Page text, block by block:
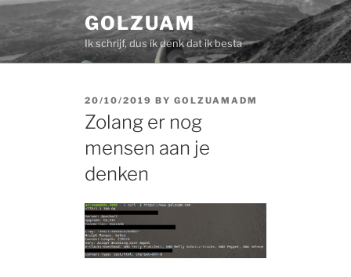
Skip
to
content
GOLZUAM
Ik schrijf, dus ik denk dat ik besta
POSTED
ON
20/10/2019 BYGOLZUAMADM
Zolang er nog
mensen aan je
denken